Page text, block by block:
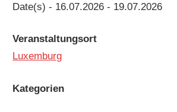
Date(s) - 16.07.2026 - 19.07.2026
Veranstaltungsort
Luxemburg
Kategorien